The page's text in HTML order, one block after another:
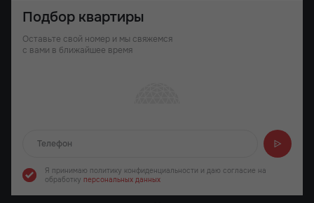
Подбор квартиры
Оставьте свой номер и мы свяжемся
с вами в ближайшее время
Я принимаю политику конфиденциальности и даю согласие на
обработку персональных данных